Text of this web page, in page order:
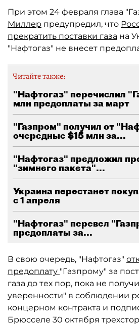
При этом 24 февраля глава
Миллер предупредил, что
прекратить поставки газа на
"Нафтогаз" не внесет
Читайте также:
"Нафтогаз" перечислил
млн предоплаты за март
"Газпром" получил от
очередные $15 млн за...
"Нафтогаз" предложил
"зимнего пакета"...
Украина перестанет
с 1 апреля
"Нафтогаз" перевел
предоплаты за...
В свою очередь, "Нафтогаз"
предоплату "Газпрому" за
газа до тех пор, пока не
уверенности" в соблюдении
концерном контракта и
Брюсселе 30 октября